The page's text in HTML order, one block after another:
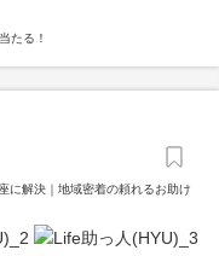
たる！
に解決｜地域密着の頼れるお助け